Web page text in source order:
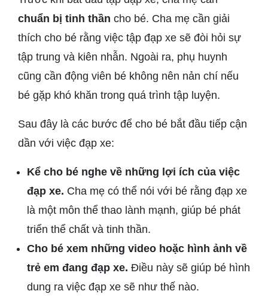
chuẩn bị tinh thần cho bé. Cha mẹ cần giải
thích cho bé rằng việc tập đạp xe sẽ đòi hỏi sự
tập trung và kiên nhẫn. Ngoài ra, phụ huynh
cũng cần động viên bé không nên nản chí nếu
bé gặp khó khăn trong quá trình tập luyện.
Sau đây là các bước để cho bé bắt đầu tiếp cận
dần với việc đạp xe:
Kể cho bé nghe về những lợi ích của việc
đạp xe. Cha mẹ có thể nói với bé rằng đạp xe
là một môn thể thao lành mạnh, giúp bé phát
triển thể chất và tinh thần.
Cho bé xem những video hoặc hình ảnh về
trẻ em đang đạp xe. Điều này sẽ giúp bé hình
dung ra việc đạp xe sẽ như thế nào.